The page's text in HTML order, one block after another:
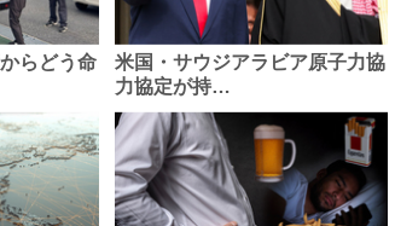
らどう命
米国・サウジアラビア原子力協
力協定が持…